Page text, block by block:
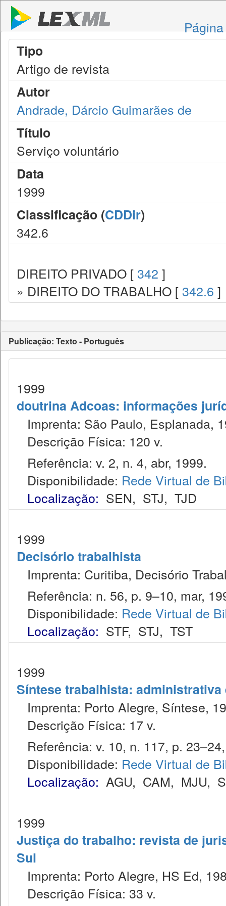
Tipo
Artigo de revista
Autor
Andrade, Dárcio Guimarães de
Título
Serviço voluntário
Data
1999
Classificação (CDDir)
342.6
DIREITO PRIVADO [ 342 ]
» DIREITO DO TRABALHO [ 342.6 ]
Publicação: Texto - Português
1999
doutrina Adcoas: informações
Imprenta: São Paulo, Esplanada,
Descrição Física: 120 v.
Referência: v. 2, n. 4, abr, 1999.
Disponibilidade: Rede Virtual de
Localização: SEN, STJ, TJD
1999
Decisório trabalhista
Imprenta: Curitiba, Decisório
Referência: n. 56, p. 9–10, mar,
Disponibilidade: Rede Virtual de
Localização: STF, STJ, TST
1999
Síntese trabalhista:
Imprenta: Porto Alegre, Síntese,
Descrição Física: 17 v.
Referência: v. 10, n. 117, p.
Disponibilidade: Rede Virtual de
Localização: AGU, CAM, MJU,
1999
Justiça do trabalho: revista de
Sul
Imprenta: Porto Alegre, HS Ed,
Descrição Física: 33 v.